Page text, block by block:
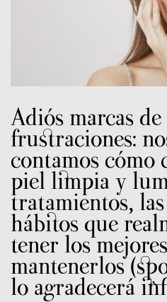
Adiós marcas
frustraciones:
contamos cómo
piel limpia y
tratamientos,
hábitos que
tener los
mantenerlos
lo agradecerá